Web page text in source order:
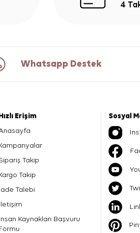
4
Whatsapp Destek
Hızlı Erişim
Takip
Takip
Talebi
Kaynakları Başvuru
Sosyal